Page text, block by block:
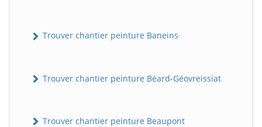
Trouver chantier peinture Baneins
Trouver chantier peinture Béard-Géovreissiat
Trouver chantier peinture Beaupont